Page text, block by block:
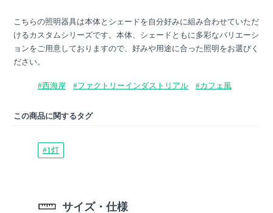
こちらの照明器具は本体とシェードを自分好みに組み合わせていただ
けるカスタムシリーズです。本体、シェードともに多彩なバリエーシ
ョンをご用意しておりますので、好みや用途に合った照明をお選びく
ださい。
#西海岸 #ファクトリーインダストリアル #カフェ風
この商品に関するタグ
#1灯
サイズ・仕様